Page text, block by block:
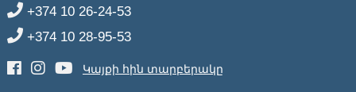
+374 10 26-24-53
+374 10 28-95-53
Կայքի հին տարբերակը